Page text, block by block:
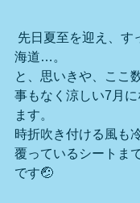
海道…。
と、思いきや、ここ
事もなく涼しい7月
ます。
時折吹き付ける風も
覆っているシートま
です🤕